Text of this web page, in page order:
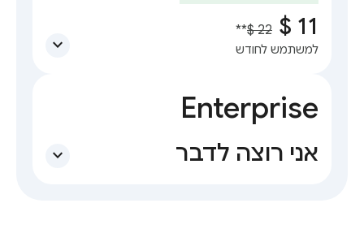
**
למשתמש לחודש expand_more
Enterprise
אני רוצה לדבר expand_more